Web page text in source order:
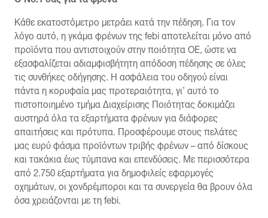
Κάθε εκατοστόμετρο μετράει κατά την πέδηση. Για τον
λόγο αυτό, η γκάμα φρένων της febi αποτελείται μόνο από
προϊόντα που αντιστοιχούν στην ποιότητα OE, ώστε να
εξασφαλίζεται αδιαμφισβήτητη απόδοση πέδησης σε όλες
τις συνθήκες οδήγησης. Η ασφάλεια του οδηγού είναι
πάντα η κορυφαία μας προτεραιότητα, γι’ αυτό το
πιστοποιημένο τμήμα Διαχείρισης Ποιότητας δοκιμάζει
αυστηρά όλα τα εξαρτήματα φρένων για διάφορες
απαιτήσεις και πρότυπα. Προσφέρουμε στους πελάτες
μας ευρύ φάσμα προϊόντων τριβής φρένων – από δίσκους
και τακάκια έως τύμπανα και επενδύσεις. Με περισσότερα
από 2.750 εξαρτήματα για δημοφιλείς εφαρμογές
οχημάτων, οι χονδρέμποροι και τα συνεργεία θα βρουν όλα
όσα χρειάζονται με τη febi.